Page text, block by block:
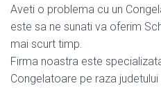
Aveti o problema cu un
este sa ne sunati va oferim
mai scurt timp.
Firma noastra este
Congelatoare pe raza judetului